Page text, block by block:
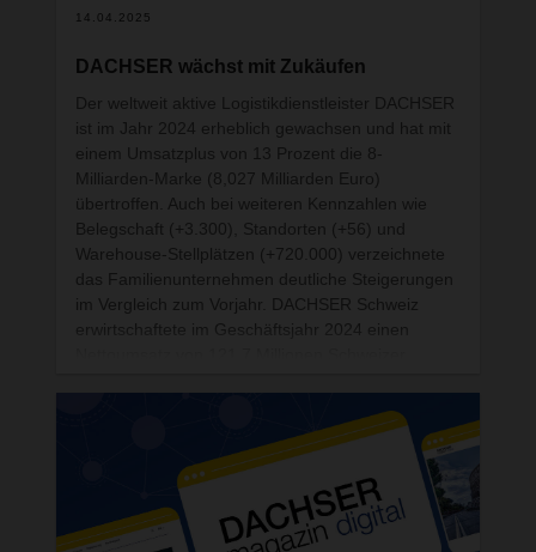
Schweinfurt, und der freie Dozent Dr. Andreas
Güterströmen und mögliche Zukunftsszenarien
auf den Punkt. Die teilnehmenden Entscheider aus
Einkauf, Logistik und Supply Chain Management
sowie Vertreter der Fachpresse erfuhren
insbesondere, wie sich in harten Zeiten mit State-
of-the-art-Chemielogistik die Wettbewerbsfähigkeit
von Unternehmen stärken lässt.
14.04.2025
DACHSER wächst mit Zukäufen
Der weltweit aktive Logistikdienstleister DACHSER
ist im Jahr 2024 erheblich gewachsen und hat mit
einem Umsatzplus von 13 Prozent die 8-
Milliarden-Marke (8,027 Milliarden Euro)
übertroffen. Auch bei weiteren Kennzahlen wie
Belegschaft (+3.300), Standorten (+56) und
Warehouse-Stellplätzen (+720.000) verzeichnete
das Familienunternehmen deutliche Steigerungen
im Vergleich zum Vorjahr. DACHSER Schweiz
erwirtschaftete im Geschäftsjahr 2024 einen